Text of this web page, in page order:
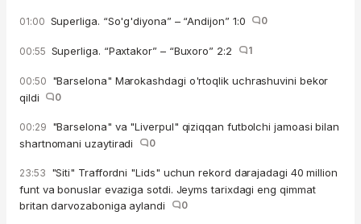
01:00 Superliga. “So'g'diyona” – “Andijon” 1:0 0
00:55 Superliga. “Paxtakor” – “Buxoro” 2:2 1
00:50 "Barselona" Marokashdagi o'rtoqlik uchrashuvini bekor
qildi
0
00:29 "Barselona" va "Liverpul" qiziqqan futbolchi jamoasi bilan
shartnomani uzaytiradi
0
23:53 "Siti" Traffordni "Lids" uchun rekord darajadagi 40 million
funt va bonuslar evaziga sotdi. Jeyms tarixdagi eng qimmat
britan darvozaboniga aylandi
0